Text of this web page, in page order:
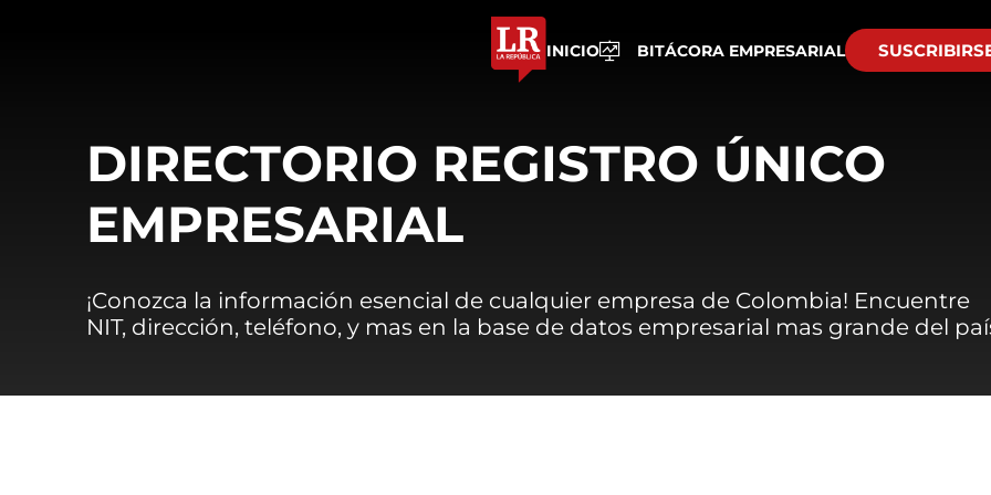
INICIO BITÁCORA EMPRESARIAL
DIRECTORIO REGISTRO ÚNICO
EMPRESARIAL
¡Conozca la información esencial de cualquier empresa de Colombia! Encuentre
NIT, dirección, teléfono, y mas en la base de datos empresarial mas grande del